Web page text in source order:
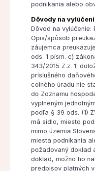
podnikania alebo
Dôvody na
Dôvod na vylúčenie:
Opis/spôsob
záujemca
ods. 1 písm. c)
343/2015 Z.z. 1.
príslušného
colného úradu nie
do Zoznamu
vyplneným
podľa § 39 ods. (1)
má sídlo, miesto
mimo územia
miesta podnikania
požadovaný doklad
doklad, možno ho
predpisov platných